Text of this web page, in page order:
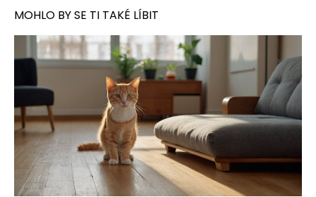
MOHLO BY SE TI TAKÉ LÍBIT